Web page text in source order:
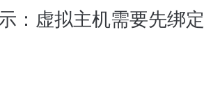
：虚拟主机需要先绑